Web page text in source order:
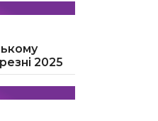
2025